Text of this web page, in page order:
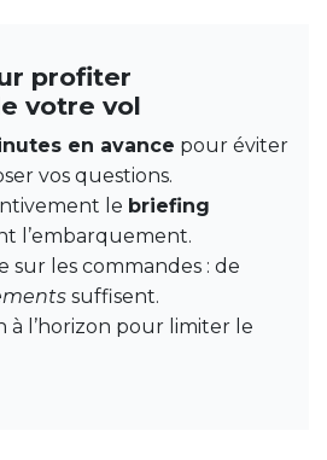
profiter
votre vol
en avance pour éviter
vos questions.
le briefing
l’embarquement.
sur les commandes : de
suffisent.
à l’horizon pour limiter le